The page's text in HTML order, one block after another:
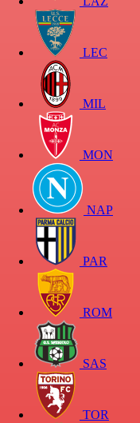
LEC
MIL
MON
NAP
PAR
ROM
SAS
TOR